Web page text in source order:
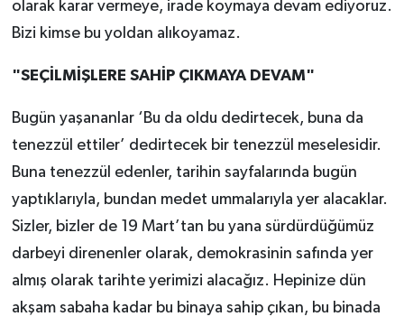
olarak karar vermeye, irade koymaya devam ediyoruz.
Bizi kimse bu yoldan alıkoyamaz.
"SEÇİLMİŞLERE SAHİP ÇIKMAYA DEVAM"
Bugün yaşananlar ‘Bu da oldu dedirtecek, buna da
tenezzül ettiler’ dedirtecek bir tenezzül meselesidir.
Buna tenezzül edenler, tarihin sayfalarında bugün
yaptıklarıyla, bundan medet ummalarıyla yer alacaklar.
Sizler, bizler de 19 Mart’tan bu yana sürdürdüğümüz
darbeyi direnenler olarak, demokrasinin safında yer
almış olarak tarihte yerimizi alacağız. Hepinize dün
akşam sabaha kadar bu binaya sahip çıkan, bu binada